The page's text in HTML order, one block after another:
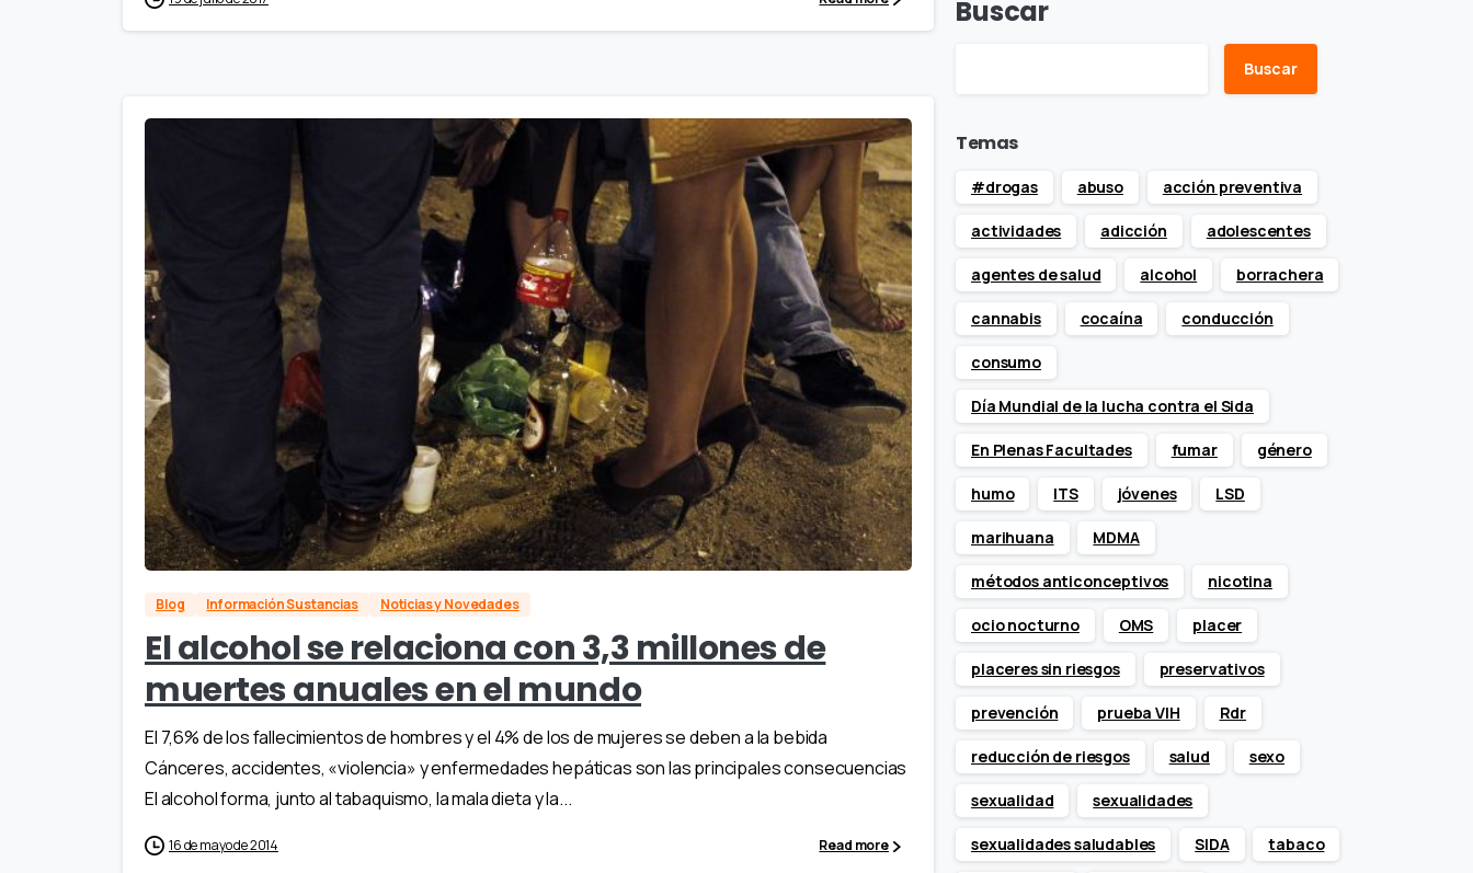
Blog Información Sustancias Noticias y Novedades
El alcohol se relaciona con 3,3 millones de
muertes anuales en el mundo
El 7,6% de los fallecimientos de hombres y el 4% de los de mujeres se deben a la bebida
Cánceres, accidentes, «violencia» y enfermedades hepáticas son las principales consecuencias
El alcohol forma, junto al tabaquismo, la mala dieta y la...
16 de mayo de 2014 Read more
Buscar
Buscar
Temas
#drogas abuso acción preventiva
actividades adicción adolescentes
agentes de salud alcohol borrachera
cannabis cocaína conducción
consumo
Día Mundial de la lucha contra el Sida
En Plenas Facultades fumar género
humo ITS jóvenes LSD
marihuana MDMA
métodos anticonceptivos nicotina
ocio nocturno OMS placer
placeres sin riesgos preservativos
prevención prueba VIH Rdr
reducción de riesgos salud sexo
sexualidad sexualidades
sexualidades saludables SIDA tabaco